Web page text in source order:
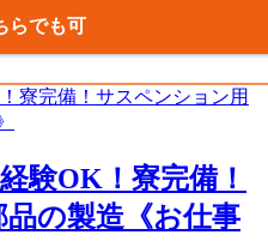
らでも可
験OK！寮完備！
の製造《お仕事